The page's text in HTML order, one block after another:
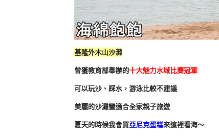
基隆外木山沙灘
曾獲教育部舉辦的十大魅力水域比賽冠軍
可以玩沙、踩水，游泳比較不建議
美麗的沙灘蠻適合全家親子旅遊
夏天的時候我會買亞尼克蛋糕來這裡看海～